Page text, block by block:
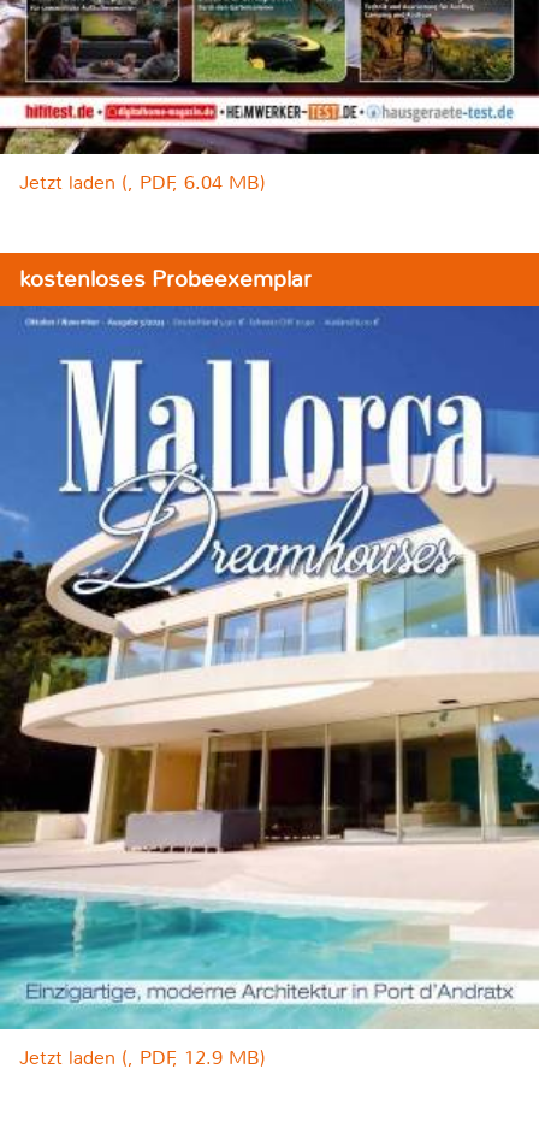
Jetzt laden (, PDF, 6.04 MB)
kostenloses Probeexemplar
Jetzt laden (, PDF, 12.9 MB)